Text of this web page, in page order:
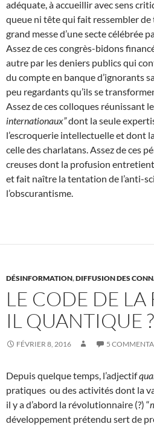
adéquate, à accueillir avec sens
queue ni tête qui fait ressembler
grand messe d’une secte célébrée
Assez de ces congrès-bidons
autre par les deniers publics qui
du compte en banque d’ignorants
peu regardants qu’ils se
Assez de ces colloques réunissant
internationaux”dont la seule
l’escroquerie intellectuelle et dont
celle des charlatans. Assez de ces
creuses dont la profusion
et fait naître la tentation de l’anti-
l’obscurantisme.
DÉSINFORMATION,DIFFUSION DES
LE CODE DE LA
IL QUANTIQUE ?
FÉVRIER 8, 2016 5
Depuis quelque temps, l’adjectif
pratiques ou des activités dont la
il y a d’abord la révolutionnaire (?) “
développement prétendu sert de